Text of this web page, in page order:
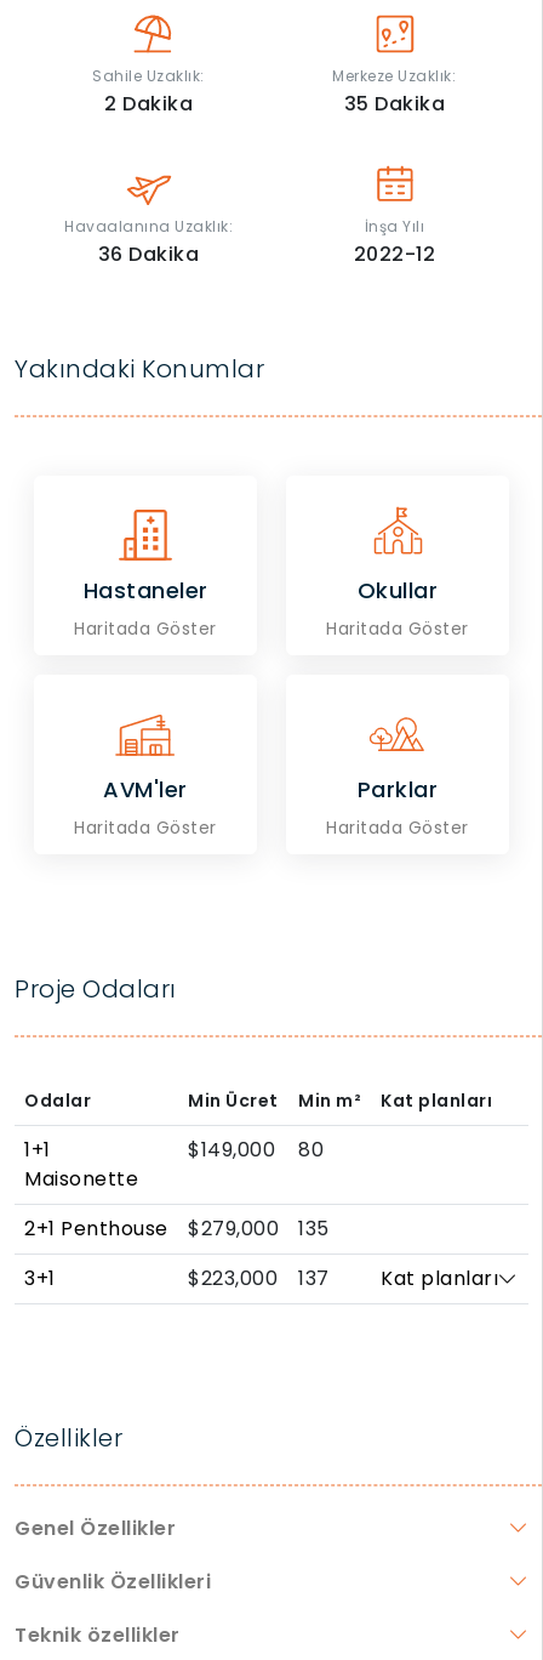
Sahile Uzaklık:
2 Dakika
Merkeze Uzaklık:
35 Dakika
Havaalanına Uzaklık:
36 Dakika
İnşa Yılı
2022-12
Yakındaki Konumlar
Hastaneler
Haritada Göster
Okullar
Haritada Göster
AVM'ler
Haritada Göster
Parklar
Haritada Göster
Proje Odaları
Odalar Min Ücret Min m² Kat planları
1+1
Maisonette
$149,000 80
2+1 Penthouse $279,000
135
3+1
$223,000 137 Kat planları
Özellikler
Genel Özellikler
Güvenlik Özellikleri
Teknik özellikler